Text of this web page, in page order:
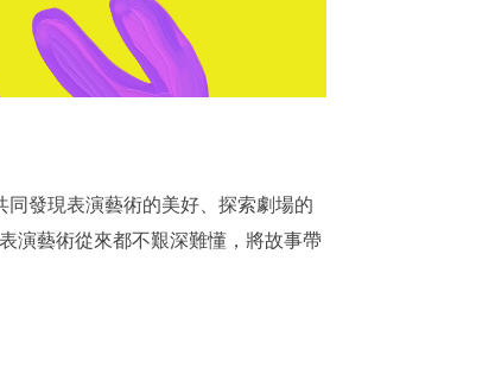
發現表演藝術的美好、探索劇場的
演藝術從來都不艱深難懂，將故事帶